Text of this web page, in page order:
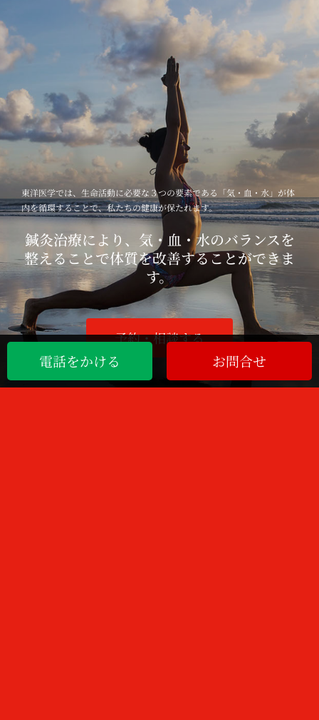
東洋医学では、生命活動に必要な３つの要素である「気・血・水」が体
内を循環することで、私たちの健康が保たれます。
鍼灸治療により、気・血・水のバランスを
整えることで体質を改善することができま
す。
予約・相談する
電話をかける お問合せ